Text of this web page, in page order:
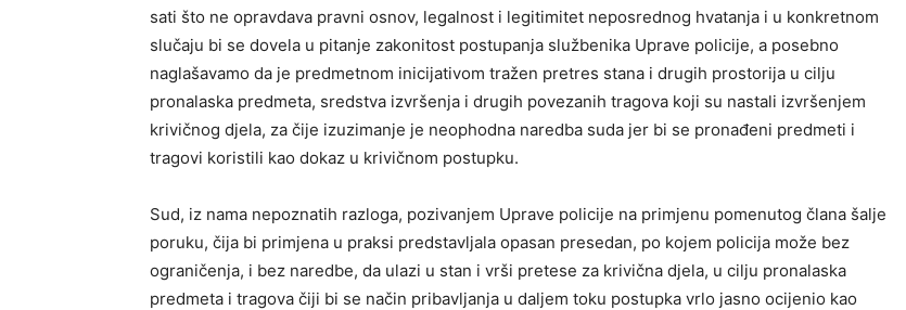
sati što ne opravdava pravni osnov, legalnost i legitimitet neposrednog hvatanja i u konkretnom
slučaju bi se dovela u pitanje zakonitost postupanja službenika Uprave policije, a posebno
naglašavamo da je predmetnom inicijativom tražen pretres stana i drugih prostorija u cilju
pronalaska predmeta, sredstva izvršenja i drugih povezanih tragova koji su nastali izvršenjem
krivičnog djela, za čije izuzimanje je neophodna naredba suda jer bi se pronađeni predmeti i
tragovi koristili kao dokaz u krivičnom postupku.
Sud, iz nama nepoznatih razloga, pozivanjem Uprave policije na primjenu pomenutog člana šalje
poruku, čija bi primjena u praksi predstavljala opasan presedan, po kojem policija može bez
ograničenja, i bez naredbe, da ulazi u stan i vrši pretese za krivična djela, u cilju pronalaska
predmeta i tragova čiji bi se način pribavljanja u daljem toku postupka vrlo jasno ocijenio kao